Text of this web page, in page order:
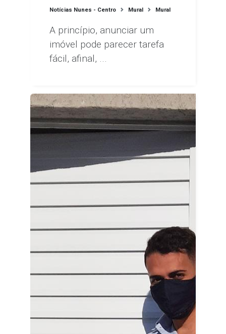
Notícias Nunes - Centro Mural Mural
A princípio, anunciar um
imóvel pode parecer tarefa
fácil, afinal, ...